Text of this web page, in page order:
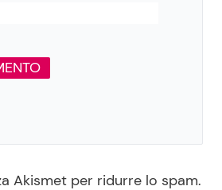
Akismet per ridurre lo spam.